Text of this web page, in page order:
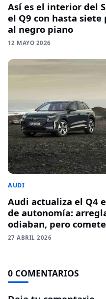
Así es el interior del
el Q9 con hasta siete
al negro piano
12 MAYO 2026
AUDI
Audi actualiza el Q4
de autonomía:
odiaban, pero
27 ABRIL 2026
0 COMENTARIOS